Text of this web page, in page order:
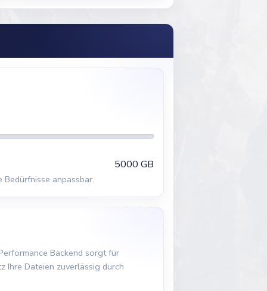
5000 GB
anpassbar.
Backend sorgt für
Ihre Dateien zuverlässig durch